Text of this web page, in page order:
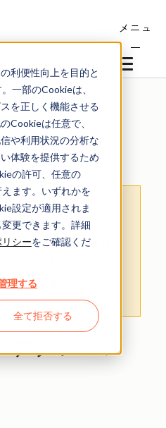
利便性向上を目的と
一部のCookieは、
を正しく機能させる
Cookieは任意で、
や利用状況の分析な
体験を提供するため
の許可、任意の
ます。いずれかを
設定が適用されま
更できます。詳細
シーをご確認くだ
理する
全て拒否する
メニュ
ー
ッジベース
らせ：膨大なサポー
客さまにお届けする
本語版は人間の翻訳
提供されておりま
いては
い。
アクション